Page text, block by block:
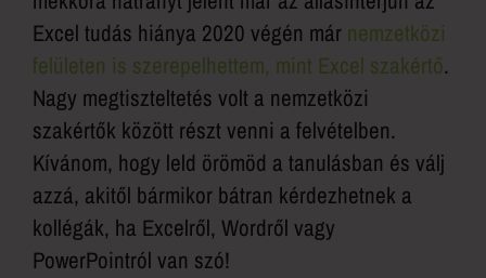
Excel tudás hiánya 2020 végén már nemzetközi
felületen is szerepelhettem, mint Excel szakértő.
Nagy megtiszteltetés volt a nemzetközi
szakértők között részt venni a felvételben.
Kívánom, hogy leld örömöd a tanulásban és válj
azzá, akitől bármikor bátran kérdezhetnek a
kollégák, ha Excelről, Wordről vagy
PowerPointról van szó!